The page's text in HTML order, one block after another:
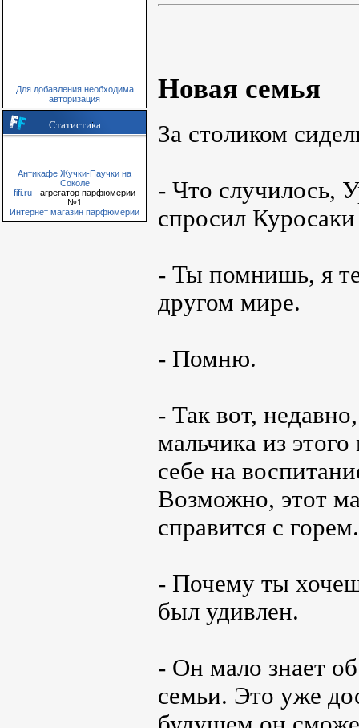
Для добавления необходима
авторизация
Статистика
Антикафе Жучки-Паучки на
Соколе
fifi.ru - агрегатор парфюмерии
№1
Интернет магазин парфюмерии
Новая семья
За столиком
- Что случилось,
спросил
- Ты помнишь, я
другом мире.
- Помню.
- Так вот,
мальчика из
себе на
Возможно, этот
справится с горем.
- Почему ты
был удивлен.
- Он мало знает
семьи. Это уже